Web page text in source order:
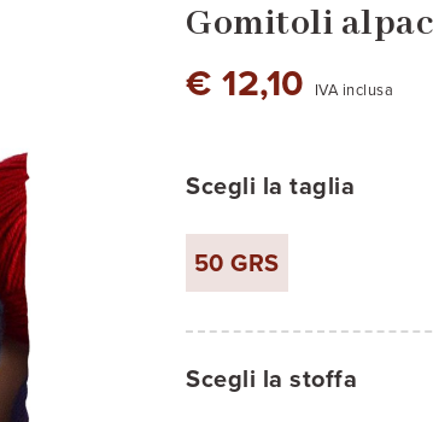
Gomitoli
€ 12,10 IVA inclusa
Scegli la taglia
50 GRS
Scegli la stoffa
blu di Prussia 677-M66
blu az1654blu notte 12 - AZ1667